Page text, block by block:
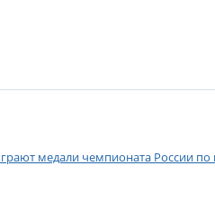
медали чемпионата России